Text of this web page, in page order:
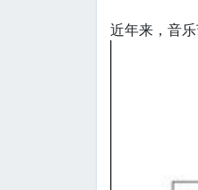
近年来，音乐